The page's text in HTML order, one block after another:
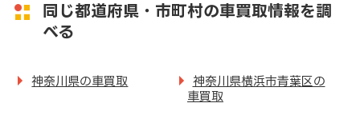
同じ都道府県・市町村の車買取情報を調
べる
神奈川県の車買取
神奈川県横浜市青葉区の
車買取